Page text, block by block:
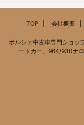
TOP 会社概要
ポルシェ中古車専門ショッ
ートカー、964/930ナ